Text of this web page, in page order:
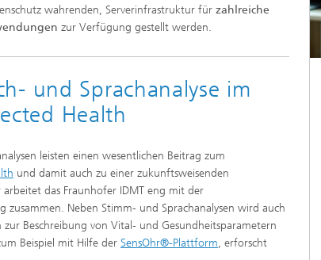
wahrenden, Serverinfrastruktur für zahlreiche
zur Verfügung gestellt werden.
und Sprachanalyse im
Health
leisten einen wesentlichen Beitrag zum
und damit auch zu einer zukunftsweisenden
das Fraunhofer IDMT eng mit der
zusammen. Neben Stimm- und Sprachanalysen wird auch
zur Beschreibung von Vital- und Gesundheitsparametern
Beispiel mit Hilfe der SensOhr®-Plattform, erforscht